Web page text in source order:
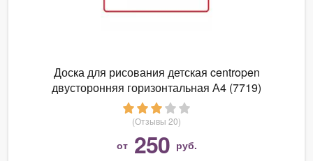
Доска для рисования детская centropen
двусторонняя горизонтальная А4 (7719)
(Отзывы 20)
от 250 руб.